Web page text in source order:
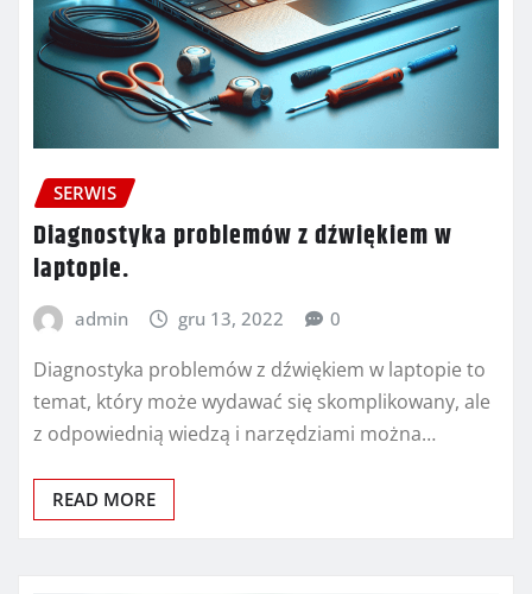
SERWIS
Diagnostyka problemów z dźwiękiem w
laptopie.
admin gru 13, 2022 0
Diagnostyka problemów z dźwiękiem w laptopie to
temat, który może wydawać się skomplikowany, ale
z odpowiednią wiedzą i narzędziami można…
READ MORE